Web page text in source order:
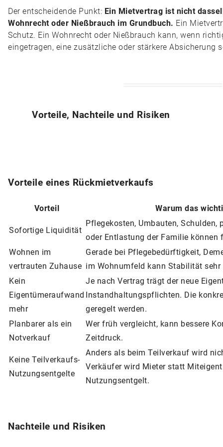
Der entscheidende Punkt: Ein Mietvertrag ist nicht
Wohnrecht oder Nießbrauch im Grundbuch. Ein
Schutz. Ein Wohnrecht oder Nießbrauch kann, wenn
eingetragen, eine zusätzliche oder stärkere Absicherung
Vorteile, Nachteile und Risiken
Vorteile eines Rückmietverkaufs
Vorteil Warum das
Sofortige Liquidität
Pflegekosten, Umbauten,
oder Entlastung der Familie können
Wohnen im
vertrauten Zuhause
Gerade bei Pflegebedürftigkeit,
im Wohnumfeld kann Stabilität
Kein
Eigentümeraufwand
mehr
Je nach Vertrag trägt der neue
Instandhaltungspflichten. Die
geregelt werden.
Planbarer als ein
Notverkauf
Wer früh vergleicht, kann bessere
Zeitdruck.
Keine Teilverkaufs-
Nutzungsentgelte
Anders als beim Teilverkauf wird
Verkäufer wird Mieter statt
Nutzungsentgelt.
Nachteile und Risiken